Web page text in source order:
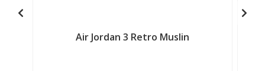
Air Jordan 3 Retro Muslin